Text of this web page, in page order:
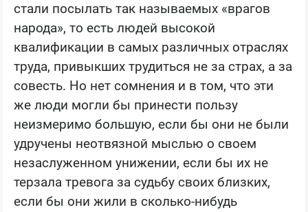
стали посылать так называемых «врагов
народа», то есть людей высокой
квалификации в самых различных отраслях
труда, привыкших трудиться не за страх, а за
совесть. Но нет сомнения и в том, что эти
же люди могли бы принести пользу
неизмеримо большую, если бы они не были
удручены неотвязной мыслью о своем
незаслуженном унижении, если бы их не
терзала тревога за судьбу своих близких,
если бы они жили в сколько-нибудь